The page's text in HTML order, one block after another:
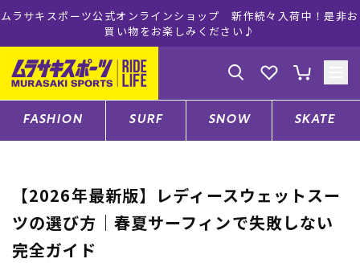
ムラサキスポーツ公式オンラインショップ 新作続々入荷中！是非お
買い物をお楽しみください♪
ゲスト様
ログイン 会員登録
CATEGORY
FASHION SURF SNOW SKATE
【2026年最新版】レディースウェットスー
ツの選び方｜春夏サーフィンで失敗しない
完全ガイド